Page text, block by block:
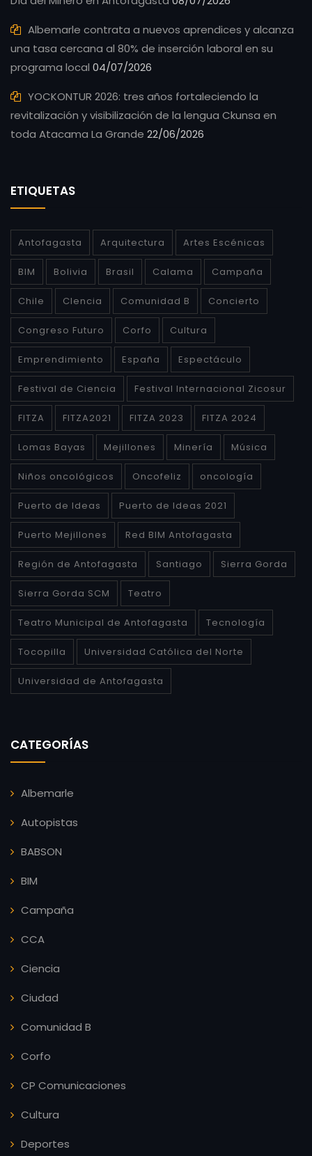
Albemarle contrata a nuevos aprendices y alcanza
una tasa cercana al 80% de inserción laboral en su
programa local 04/07/2026
YOCKONTUR 2026: tres años fortaleciendo la
revitalización y visibilización de la lengua Ckunsa en
toda Atacama La Grande 22/06/2026
ETIQUETAS
Antofagasta Arquitectura Artes Escénicas
BIM Bolivia Brasil Calama Campaña
Chile CIencia Comunidad B Concierto
Congreso Futuro Corfo Cultura
Emprendimiento España Espectáculo
Festival de Ciencia Festival Internacional Zicosur
FITZA FITZA2021 FITZA 2023 FITZA 2024
Lomas Bayas Mejillones Minería Música
Niños oncológicos Oncofeliz oncología
Puerto de Ideas Puerto de Ideas 2021
Puerto Mejillones Red BIM Antofagasta
Región de Antofagasta Santiago Sierra Gorda
Sierra Gorda SCM Teatro
Teatro Municipal de Antofagasta Tecnología
Tocopilla Universidad Católica del Norte
Universidad de Antofagasta
CATEGORÍAS
Albemarle
Autopistas
BABSON
BIM
Campaña
CCA
Ciencia
Ciudad
Comunidad B
Corfo
CP Comunicaciones
Cultura
Deportes